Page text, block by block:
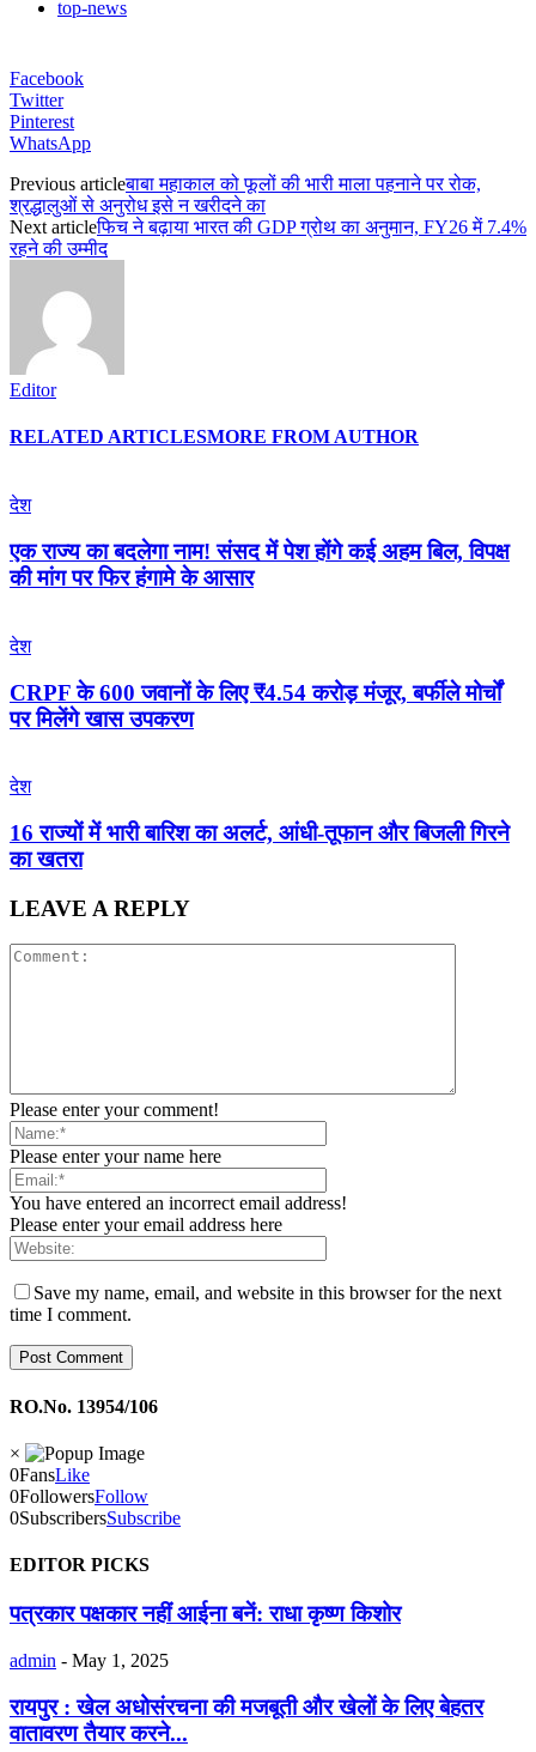
top-news
Facebook
Twitter
Pinterest
WhatsApp
Previous articleबाबा महाकाल को फूलों की भारी माला पहनाने पर रोक,
श्रद्धालुओं से अनुरोध इसे न खरीदने का
Next articleफिच ने बढ़ाया भारत की GDP ग्रोथ का अनुमान, FY26 में 7.4%
रहने की उम्मीद
Editor
RELATED ARTICLESMORE FROM AUTHOR
देश
एक राज्य का बदलेगा नाम! संसद में पेश होंगे कई अहम बिल, विपक्ष
की मांग पर फिर हंगामे के आसार
देश
CRPF के 600 जवानों के लिए ₹4.54 करोड़ मंजूर, बर्फीले मोर्चों
पर मिलेंगे खास उपकरण
देश
16 राज्यों में भारी बारिश का अलर्ट, आंधी-तूफान और बिजली गिरने
का खतरा
LEAVE A REPLY
Please enter your comment!
Please enter your name here
You have entered an incorrect email address!
Please enter your email address here
Save my name, email, and website in this browser for the next
time I comment.
RO.No. 13954/106
×
0FansLike
0FollowersFollow
0SubscribersSubscribe
EDITOR PICKS
पत्रकार पक्षकार नहीं आईना बनें: राधा कृष्ण किशोर
admin - May 1, 2025
रायपुर : खेल अधोसंरचना की मजबूती और खेलों के लिए बेहतर
वातावरण तैयार करने...